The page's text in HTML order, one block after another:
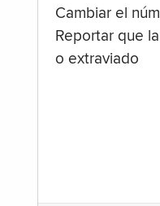
Cambiar el
Reportar que
o extraviado